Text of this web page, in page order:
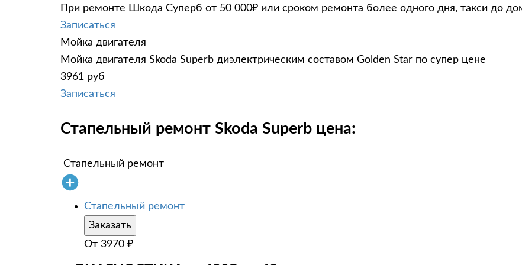
При ремонте Шкода Суперб от 50 000₽ или сроком ремонта более одного дня, такси до
Записаться
Мойка двигателя
Мойка двигателя Skoda Superb диэлектрическим составом Golden Star по супер цене
3961 руб
Записаться
Стапельный ремонт Skoda Superb цена:
Стапельный ремонт
Стапельный ремонт
Заказать
От 3970 ₽